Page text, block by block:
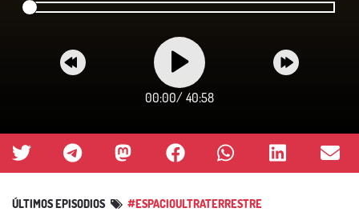
00:00/ 40:58
ÚLTIMOS EPISODIOS #ESPACIOULTRATERRESTRE